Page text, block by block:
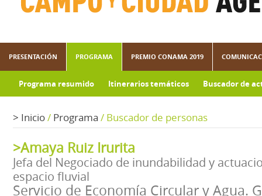
PRESENTACIÓN PROGRAMA PREMIO CONAMA 2019
Programa resumido Itinerarios temáticos Buscador de
> Inicio/ Programa / Buscador de personas
>Amaya Ruiz Irurita
Jefa del Negociado de inundabilidad y
espacio fluvial
Servicio de Economía Circular y Agua.